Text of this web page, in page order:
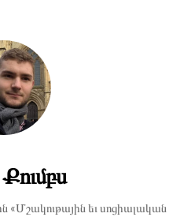
«Մշակութային եւ սոցիալական